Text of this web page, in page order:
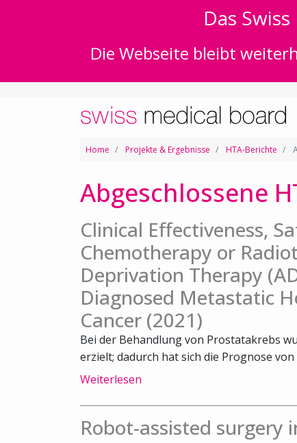
Das
Die Webseite bleibt
Home Projekte & Ergebnisse HTA-Berichte
Abgeschlossene
Clinical Effectiveness,
Chemotherapy or
Deprivation Therapy
Diagnosed Metastatic
Cancer (2021)
Bei der Behandlung von Prostatakrebs
erzielt; dadurch hat sich die Prognose von
Weiterlesen
Robot-assisted surgery